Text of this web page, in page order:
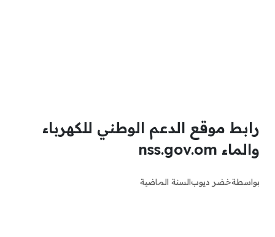
رابط موقع الدعم الوطني للكهرباء
والماء nss.gov.om
بواسطةخضر ديوبالسنة الماضية